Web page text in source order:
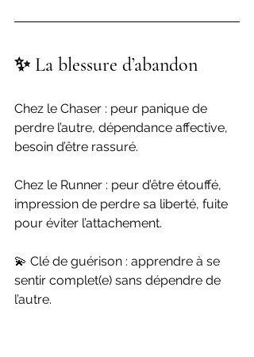
✨ La blessure d’abandon
Chez le Chaser : peur panique de
perdre l’autre, dépendance affective,
besoin d’être rassuré.
Chez le Runner : peur d’être étouffé,
impression de perdre sa liberté, fuite
pour éviter l’attachement.
💫 Clé de guérison : apprendre à se
sentir complet(e) sans dépendre de
l’autre.